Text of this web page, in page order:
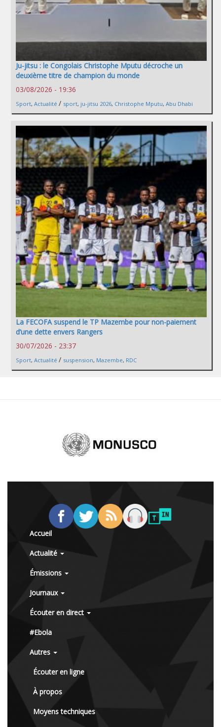
Ju-jitsu : le Congolais Christophe Mputu décroche un
deuxième titre de champion du monde
03/08/2026 - 19:36
Sport, Actualité / sport, ju-jitsu 2026, Christophe Mputu, Abu Dhabi
La FECOFA suspend le TP Mazembe pour non-paiement
d’une dette envers Rangers
30/07/2026 - 23:37
Sport, Actualité / suspension, Mazembe, RDC
Accueil
Actualité
Émissions
Journaux
Écouter en direct
#Ebola
Autres
Écouter en ligne
À propos
Moyens techniques